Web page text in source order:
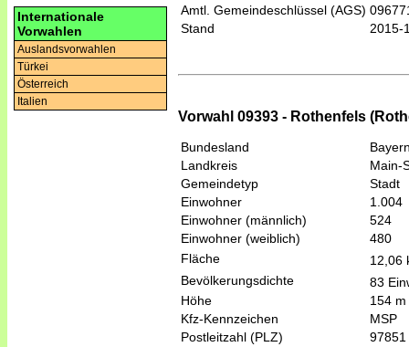
Internationale
Vorwahlen
Auslandsvorwahlen
Türkei
Österreich
Italien
Amtl. Gemeindeschlüssel (AGS)
Stand
2015-
Vorwahl 09393 - Rothenfels
Bundesland
Landkreis
Main-
Gemeindetyp
Stadt
Einwohner
1.004
Einwohner (männlich)
524
Einwohner (weiblich)
480
Fläche
12,06
Bevölkerungsdichte
83
Höhe
154
Kfz-Kennzeichen
MSP
Postleitzahl (PLZ)
97851